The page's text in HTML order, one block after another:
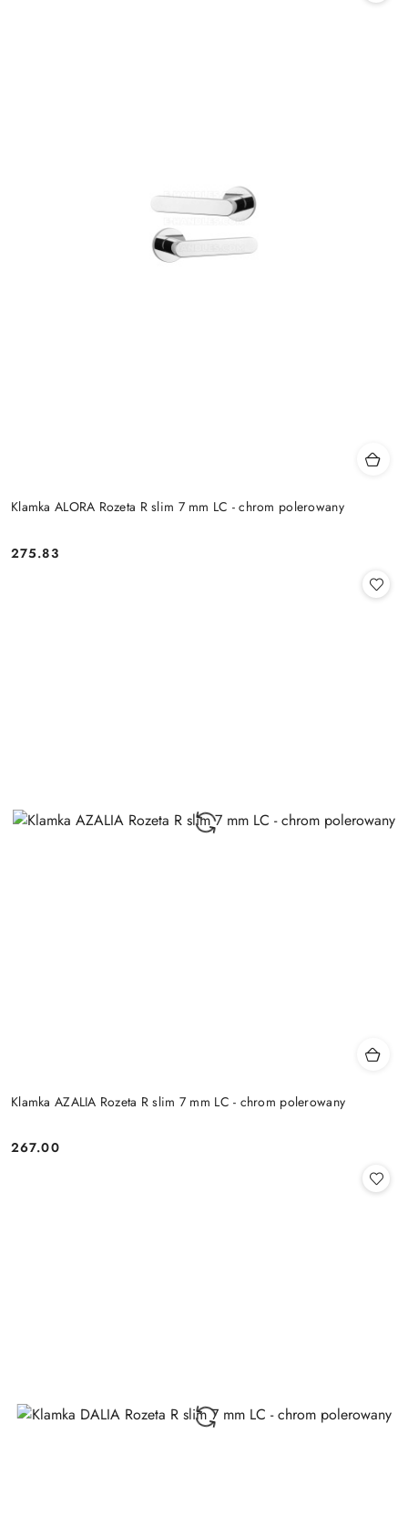
Klamka ALORA Rozeta R slim 7 mm LC - chrom polerowany
Cena:
275.83
Klamka AZALIA Rozeta R slim 7 mm LC - chrom polerowany
Cena:
267.00